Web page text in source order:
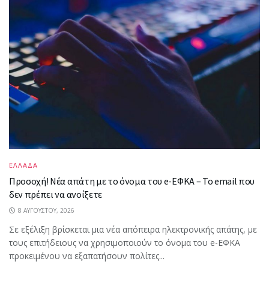
ΕΛΛΑΔΑ
Προσοχή! Νέα απάτη με το όνομα του e-ΕΦΚΑ – Το email που
δεν πρέπει να ανοίξετε
8 ΑΥΓΟΎΣΤΟΥ, 2026
Σε εξέλιξη βρίσκεται μια νέα απόπειρα ηλεκτρονικής απάτης, με
τους επιτήδειους να χρησιμοποιούν το όνομα του e-ΕΦΚΑ
προκειμένου να εξαπατήσουν πολίτες...